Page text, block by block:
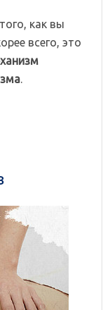
как вы
всего, это
.